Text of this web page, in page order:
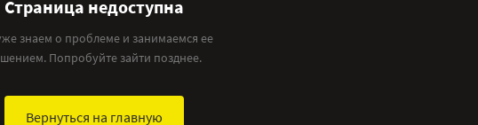
Страница недоступна
знаем о проблеме и занимаемся ее
Попробуйте зайти позднее.
Вернуться на главную